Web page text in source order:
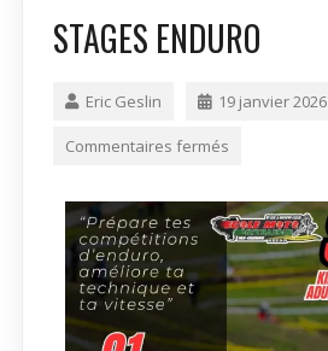
STAGES ENDURO
Eric Geslin 19 janvier 2026
Commentaires fermés